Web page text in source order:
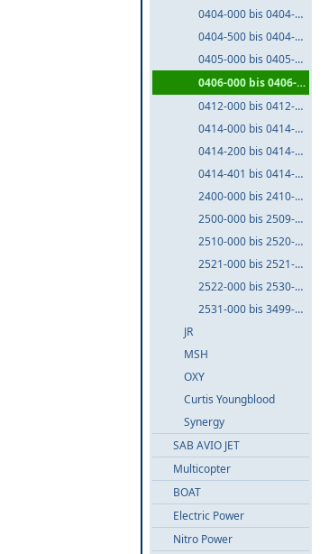
0404-000 bis 0404-499
0404-500 bis 0404-999
0405-000 bis 0405-999
0406-000 bis 0406-999
0412-000 bis 0412-999
0414-000 bis 0414-199
0414-200 bis 0414-400
0414-401 bis 0414-999
2400-000 bis 2410-999
2500-000 bis 2509-999
2510-000 bis 2520-999
2521-000 bis 2521-999
2522-000 bis 2530-999
2531-000 bis 3499-999
JR
MSH
OXY
Curtis Youngblood
Synergy
SAB AVIO JET
Multicopter
BOAT
Electric Power
Nitro Power